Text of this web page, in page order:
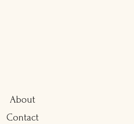
About
Contact